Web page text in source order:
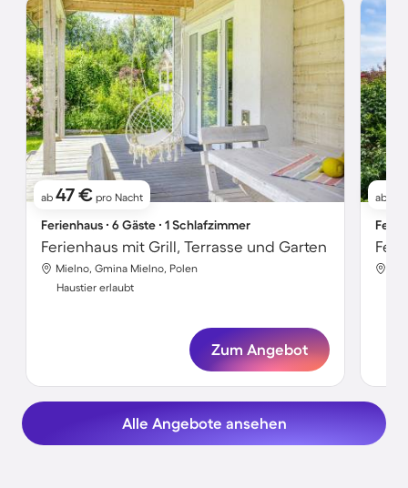
ab 47 € pro Nacht
Ferienhaus ∙ 6 Gäste ∙ 1 Schlafzimmer
Ferienhaus mit Grill, Terrasse und Garten
Mielno, Gmina Mielno, Polen
Haustier erlaubt
Zum Angebot
ab
Alle Angebote ansehen